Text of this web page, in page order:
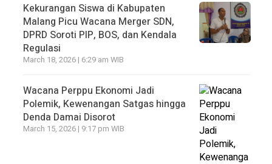
Kekurangan Siswa di Kabupaten
Malang Picu Wacana Merger SDN,
DPRD Soroti PIP, BOS, dan Kendala
Regulasi
March 18, 2026 | 6:29 am WIB
Wacana Perppu Ekonomi Jadi
Polemik, Kewenangan Satgas hingga
Denda Damai Disorot
March 15, 2026 | 9:17 pm WIB